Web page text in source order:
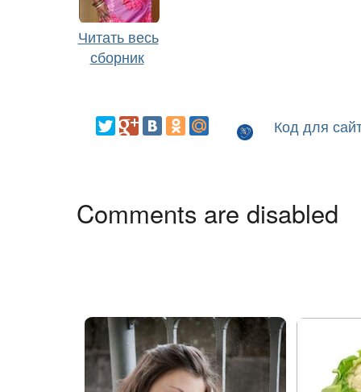
Читать весь
сборник
Код для
Comments are disabled